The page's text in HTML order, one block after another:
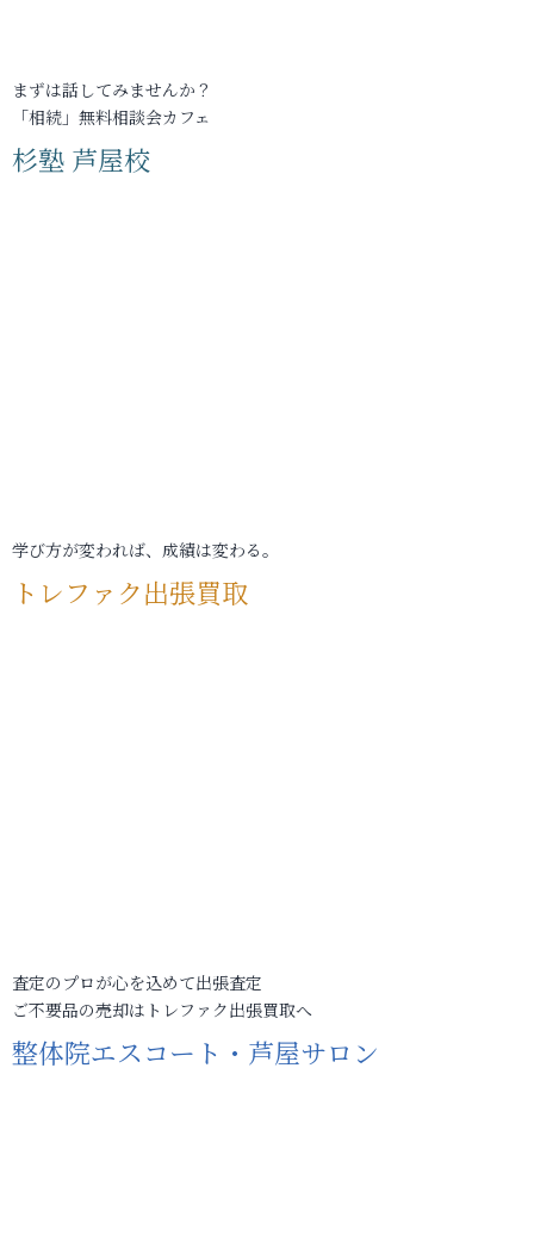
まずは話してみませんか？
「相続」無料相談会カフェ
杉塾 芦屋校
学び方が変われば、成績は変わる。
トレファク出張買取
査定のプロが心を込めて出張査定
ご不要品の売却はトレファク出張買取へ
整体院エスコート・芦屋サロン